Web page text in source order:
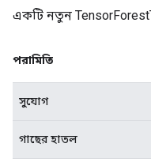
একটি নতুন
পরামিতি
সুযোগ
গাছের হাতল